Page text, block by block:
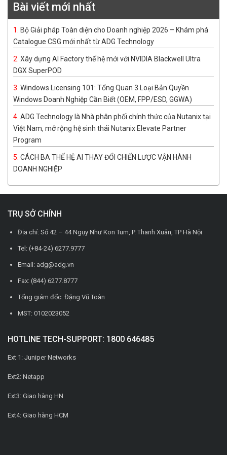
Bài viết mới nhất
Bộ Giải pháp Toàn diện cho Doanh nghiệp 2026 – Khám phá
Catalogue CSG mới nhất từ ADG Technology
Xây dựng AI Factory thế hệ mới với NVIDIA Blackwell Ultra
DGX SuperPOD
Windows Licensing 101: Tổng Quan 3 Loại Bản Quyền
Windows Doanh Nghiệp Cần Biết (OEM, FPP/ESD, GGWA)
ADG Technology là Nhà phân phối chính thức của Nutanix tại
Việt Nam, mở rộng hệ sinh thái Nutanix Elevate Partner
Program
CÁCH BA THẾ HỆ AI THAY ĐỔI CHIẾN LƯỢC VẬN HÀNH
DOANH NGHIỆP
TRỤ SỞ CHÍNH
Địa chỉ: Số 42 – 44 Ngụy Như Kon Tum, P. Thanh Xuân, TP Hà Nội
Tel: (+84-24) 6277.9777
Email: adg@adg.vn
Fax: (844) 6277.8777
Tổng giám đốc: Đặng Vũ Toàn
MST: 0102023052
HOTLINE TECH-SUPPORT: 1800 646485
Ext 1: Juniper Networks
Ext2: Netapp
Ext3: Giao hàng HN
Ext4: Giao hàng HCM